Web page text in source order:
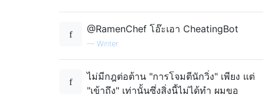
@RamenChef โอ๊ะเอา CheatingBot
— Winter
ไม่มีกฎต่อต้าน "การโจมตีนักวิ่ง" เพียง แต่
"เข้าถึง" เท่านั้นซึ่งสิ่งนี้ไม่ได้ทำ ผมขอ